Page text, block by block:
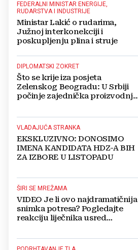
FEDERALNI MINISTAR ENERGIJE,
RUDARSTVA I INDUSTRIJE
Ministar Lakić o rudarima,
Južnoj interkonekciji i
poskupljenju plina i struje
DIPLOMATSKI ZOKRET
Što se krije iza posjeta
Zelenskog Beogradu: U Srbiji
počinje zajednička proizvodnja
VLADAJUĆA STRANKA
EKSKLUZIVNO: DONOSIMO
IMENA KANDIDATA HDZ-A BIH
ZA IZBORE U LISTOPADU
ŠIRI SE MREŽAMA
VIDEO Je li ovo najdramatičnija
snimka potresa? Pogledajte
reakciju liječnika usred